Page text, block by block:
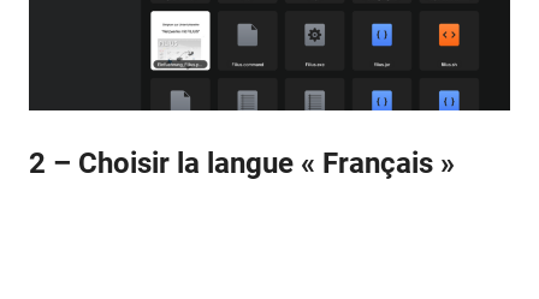
2 – Choisir la langue « Français »